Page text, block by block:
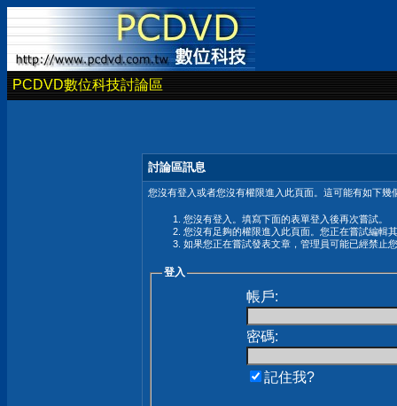
PCDVD數位科技討論區
討論區訊息
您沒有登入或者您沒有權限進入此頁面。這可能有如下幾
您沒有登入。填寫下面的表單登入後再次嘗試。
您沒有足夠的權限進入此頁面。您正在嘗試編輯
如果您正在嘗試發表文章，管理員可能已經禁止
登入
帳戶:
密碼:
記住我?